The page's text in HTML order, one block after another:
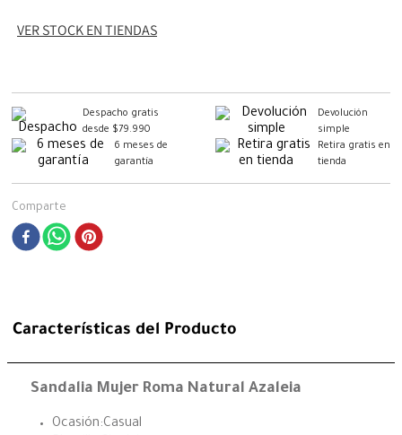
VER STOCK EN TIENDAS
Despacho gratis
desde $79.990
Devolución
simple
6 meses de
garantía
Retira gratis en
tienda
Comparte
Características del Producto
Sandalia Mujer Roma Natural Azaleia
Ocasión:Casual